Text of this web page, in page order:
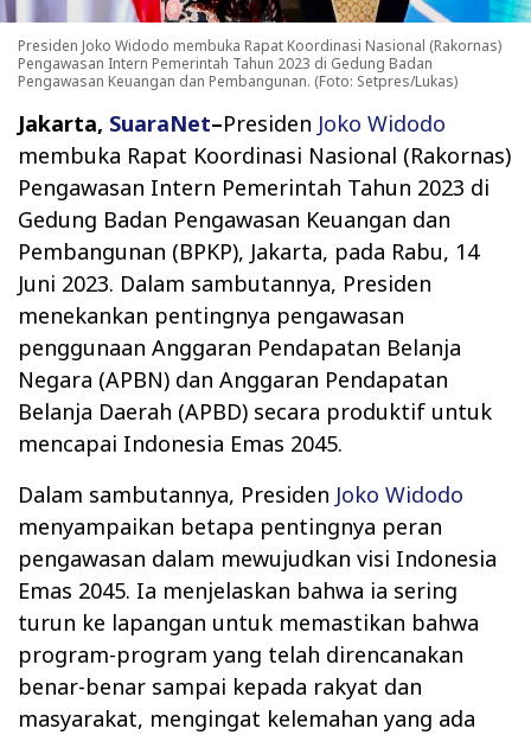
Presiden Joko Widodo membuka Rapat Koordinasi Nasional (Rakornas)
Pengawasan Intern Pemerintah Tahun 2023 di Gedung Badan
Pengawasan Keuangan dan Pembangunan. (Foto: Setpres/Lukas)
Jakarta, SuaraNet–Presiden Joko Widodo
membuka Rapat Koordinasi Nasional (Rakornas)
Pengawasan Intern Pemerintah Tahun 2023 di
Gedung Badan Pengawasan Keuangan dan
Pembangunan (BPKP), Jakarta, pada Rabu, 14
Juni 2023. Dalam sambutannya, Presiden
menekankan pentingnya pengawasan
penggunaan Anggaran Pendapatan Belanja
Negara (APBN) dan Anggaran Pendapatan
Belanja Daerah (APBD) secara produktif untuk
mencapai Indonesia Emas 2045.
Dalam sambutannya, Presiden Joko Widodo
menyampaikan betapa pentingnya peran
pengawasan dalam mewujudkan visi Indonesia
Emas 2045. Ia menjelaskan bahwa ia sering
turun ke lapangan untuk memastikan bahwa
program-program yang telah direncanakan
benar-benar sampai kepada rakyat dan
masyarakat, mengingat kelemahan yang ada